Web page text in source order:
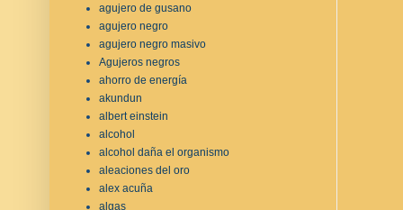
agujero de gusano
agujero negro
agujero negro masivo
Agujeros negros
ahorro de energía
akundun
albert einstein
alcohol
alcohol daña el organismo
aleaciones del oro
alex acuña
algas